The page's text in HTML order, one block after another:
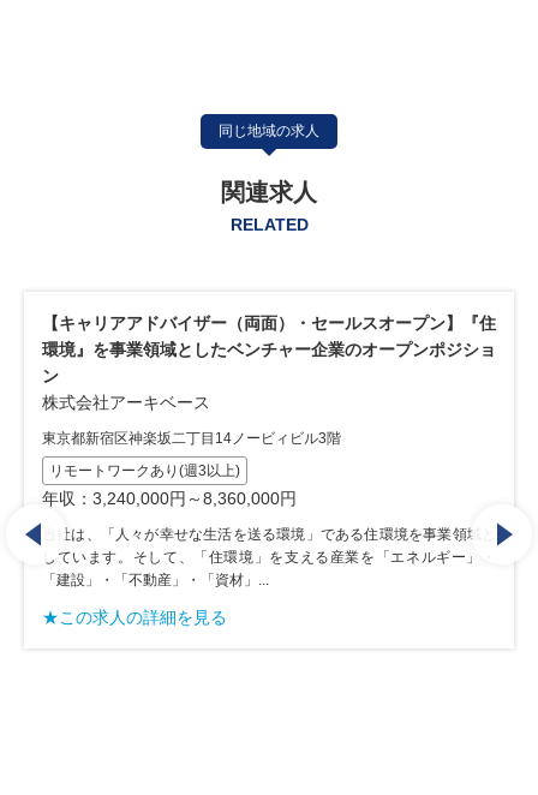
同じ地域の求人
関連求人
RELATED
【キャリアアドバイザー（営業未経験歓迎！）】求職者と企
業の間を取り持つ「両面型」のキャリアアドバイザー
株式会社アーキベース
東京都新宿区神楽坂二丁目14ノービィビル3階
建設業界特化
両面(両手)型・新規求人開拓なし
WLBを重視したい 営業・販売経験不問
年収：3,300,000円～8,290,000円
当社は、「人々が幸せな生活を送る環境」である住環境を事業領域と
しています。そして、「住環境」を支える産業を「エネルギー」・
「建設」・「不動産」・「資材」...
★この求人の詳細を見る